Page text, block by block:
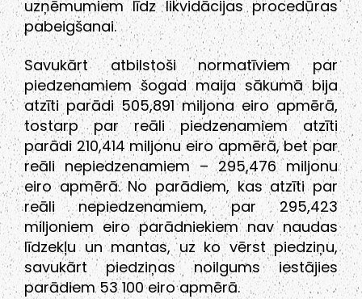
uzņēmumiem līdz likvidācijas procedūras
pabeigšanai.
Savukārt atbilstoši normatīviem par
piedzenamiem šogad maija sākumā bija
atzīti parādi 505,891 miljona eiro apmērā,
tostarp par reāli piedzenamiem atzīti
parādi 210,414 miljonu eiro apmērā, bet par
reāli nepiedzenamiem – 295,476 miljonu
eiro apmērā. No parādiem, kas atzīti par
reāli nepiedzenamiem, par 295,423
miljoniem eiro parādniekiem nav naudas
līdzekļu un mantas, uz ko vērst piedziņu,
savukārt piedziņas noilgums iestājies
parādiem 53 100 eiro apmērā.